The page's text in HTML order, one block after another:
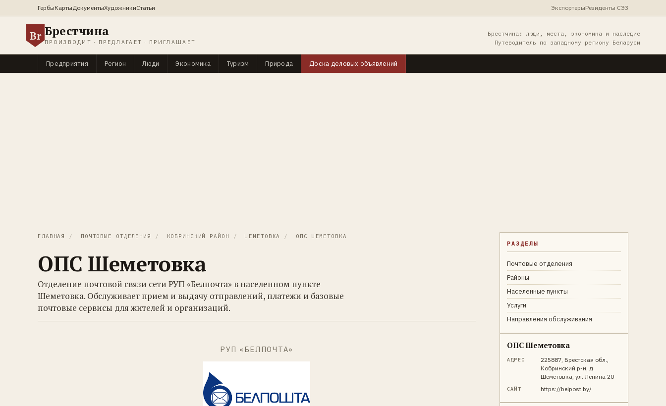
ГербыКартыДокументыХудожникиСтатьи ЭкспортерыРезиденты СЭЗ
Br Брестчина
ПРОИЗВОДИТ · ПРЕДЛАГАЕТ · ПРИГЛАШАЕТ
Брестчина: люди, места, экономика и наследие
Путеводитель по западному региону Беларуси
Предприятия Регион Люди Экономика Туризм Природа Доска деловых объявлений
ГЛАВНАЯ / ПОЧТОВЫЕ ОТДЕЛЕНИЯ / КОБРИНСКИЙ РАЙОН / ШЕМЕТОВКА / ОПС ШЕМЕТОВКА
ОПС Шеметовка
Отделение почтовой связи сети РУП «Белпочта» в населенном пункте
Шеметовка. Обслуживает прием и выдачу отправлений, платежи и базовые
почтовые сервисы для жителей и организаций.
РУП «БЕЛПОЧТА»
РАЗДЕЛЫ
Почтовые отделения
Районы
Населенные пункты
Услуги
Направления обслуживания
ОПС Шеметовка
АДРЕС
225887, Брестская обл.,
Кобринский р-н, д.
Шеметовка, ул. Ленина 20
САЙТ https://belpost.by/